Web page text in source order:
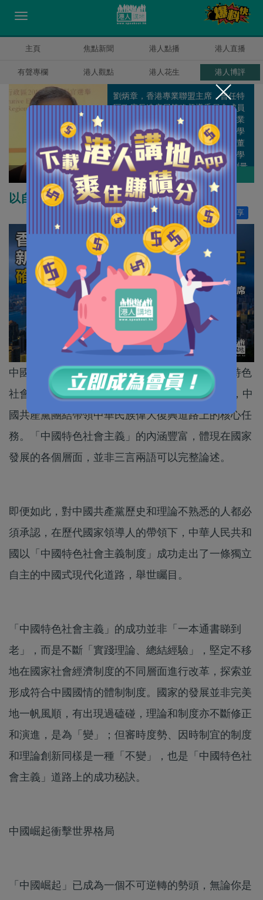
主頁 焦點新聞 港人點播 港人直播
有聲專欄 港人觀點 港人花生 港人博評
劉炳章
劉炳章，香港專業聯盟主席，曾任特
區政府長遠房屋策略督導委員會成員
及經濟發展委員會成員兼專業服務業
工作小組召集人。曾任香港測量師學
會會長、市區重建局董事會非執行董
事、港鐵非執行董事、香港城市大學
校董會成員和香港立法會(建築、測量
及都市規劃界)議員等公職。
作者其他博評
以自我革新走出香港特色資本主義道路
分享
讚好 6
中國共產黨第十九屆六中全會公報當中，「中國特色
社會主義」一詞出現59次，可以說是建黨百年來，中
國共產黨團結帶領中華民族偉大復興道路上的核心任
務。「中國特色社會主義」的內涵豐富，體現在國家
發展的各個層面，並非三言兩語可以完整論述。
即便如此，對中國共產黨歷史和理論不熟悉的人都必
須承認，在歷代國家領導人的帶領下，中華人民共和
國以「中國特色社會主義制度」成功走出了一條獨立
自主的中國式現代化道路，舉世矚目。
「中國特色社會主義」的成功並非「一本通書睇到
老」，而是不斷「實踐理論、總結經驗」，堅定不移
地在國家社會經濟制度的不同層面進行改革，探索並
形成符合中國國情的體制制度。國家的發展並非完美
地一帆風順，有出現過磕碰，理論和制度亦不斷修正
和演進，是為「變」；但審時度勢、因時制宜的制度
和理論創新同樣是一種「不變」，也是「中國特色社
會主義」道路上的成功秘訣。
中國崛起衝擊世界格局
「中國崛起」已成為一個不可逆轉的勢頭，無論你是